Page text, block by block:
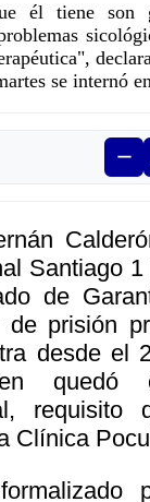
él tiene son
se internó
Santiago
de
de prisión
desde el
quedó
requisito
Clínica